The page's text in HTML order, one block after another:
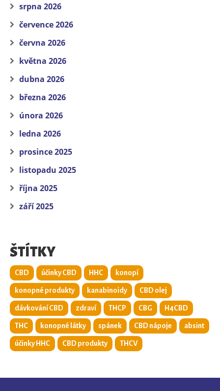
srpna 2026
července 2026
června 2026
května 2026
dubna 2026
března 2026
února 2026
ledna 2026
prosince 2025
listopadu 2025
října 2025
září 2025
ŠTÍTKY
CBD účinky CBD HHC konopí
konopné produkty kanabinoidy CBD olej
dávkování CBD zdraví THCP CBG H4CBD
THC konopné látky spánek CBD nápoje absint
účinky HHC CBD produkty THCV